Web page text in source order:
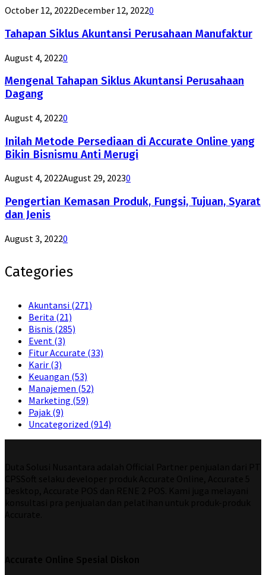
October 12, 2022December 12, 20220
Tahapan Siklus Akuntansi Perusahaan Manufaktur
August 4, 20220
Mengenal Tahapan Siklus Akuntansi Perusahaan
Dagang
August 4, 20220
Inilah Metode Persediaan di Accurate Online yang
Bikin Bisnismu Anti Merugi
August 4, 2022August 29, 20230
Pengertian Kemasan Produk, Fungsi, Tujuan, Syarat
dan Jenis
August 3, 20220
Categories
Akuntansi (271)
Berita (21)
Bisnis (285)
Event (3)
Fitur Accurate (33)
Karir (3)
Keuangan (53)
Manajemen (52)
Marketing (59)
Pajak (9)
Uncategorized (914)